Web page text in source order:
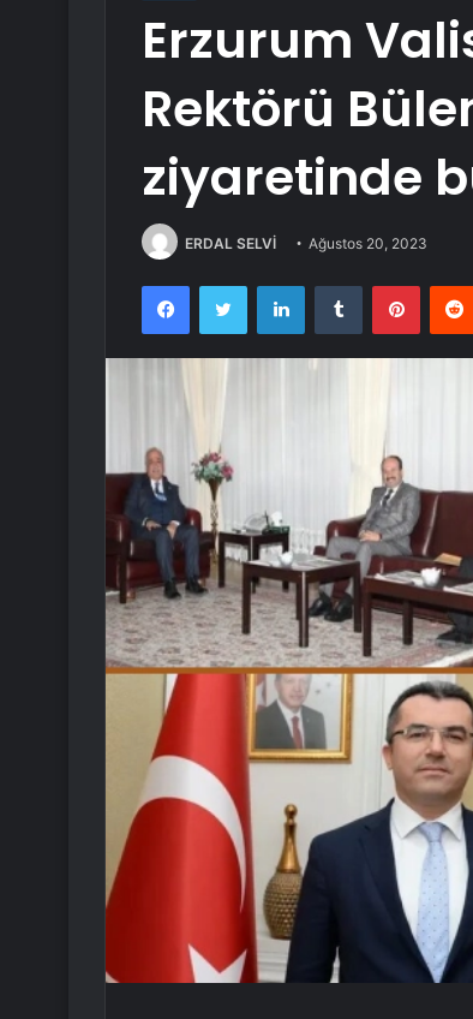
Erzurum
Rektörü
ziyaretinde
ERDAL SELVİ Ağustos 20, 2023
FacebookTwitter LinkedInTumblr